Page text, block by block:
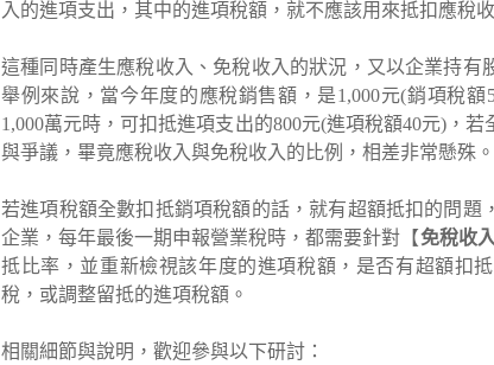
入的進項支出，其中的進項稅額，就不應該用來抵扣應稅
這種同時產生應稅收入、免稅收入的狀況，又以企業持有
舉例來說， 當今年度的應稅銷售額，是1,000元(銷項稅
1,000萬元時，可扣抵進項支出的800元(進項稅額40元)，
與爭議，畢竟應稅收入與免稅收入的比例，相差非常懸殊。
若進項稅額全數扣抵銷項稅額的話，就有超額抵扣的問題
企業，每年最後一期申報營業稅時，都需要針對【免稅收
抵比率，並重新檢視該年度的進項稅額，是否有超額扣
稅，或調整留抵的進項稅額。
相關細節與說明，歡迎參與以下研討：